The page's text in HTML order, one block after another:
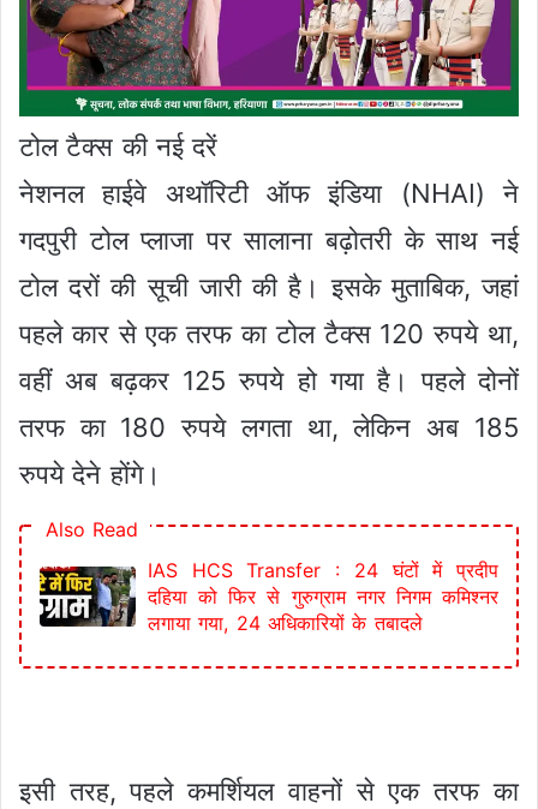
टोल टैक्स की नई दरें
नेशनल हाईवे अथॉरिटी ऑफ इंडिया (NHAI) ने
गदपुरी टोल प्लाजा पर सालाना बढ़ोतरी के साथ नई
टोल दरों की सूची जारी की है। इसके मुताबिक, जहां
पहले कार से एक तरफ का टोल टैक्स 120 रुपये था,
वहीं अब बढ़कर 125 रुपये हो गया है। पहले दोनों
तरफ का 180 रुपये लगता था, लेकिन अब 185
रुपये देने होंगे।
Also Read
IAS HCS Transfer : 24 घंटों में प्रदीप
दहिया को फिर से गुरुग्राम नगर निगम कमिश्नर
लगाया गया, 24 अधिकारियों के तबादले
इसी तरह, पहले कमर्शियल वाहनों से एक तरफ का